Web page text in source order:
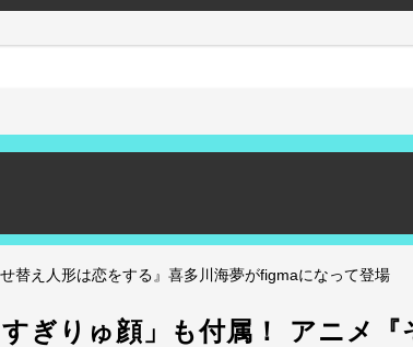
替え人形は恋をする』喜多川海夢がfigmaになって登場
すぎりゅ顔」も付属！ アニメ『